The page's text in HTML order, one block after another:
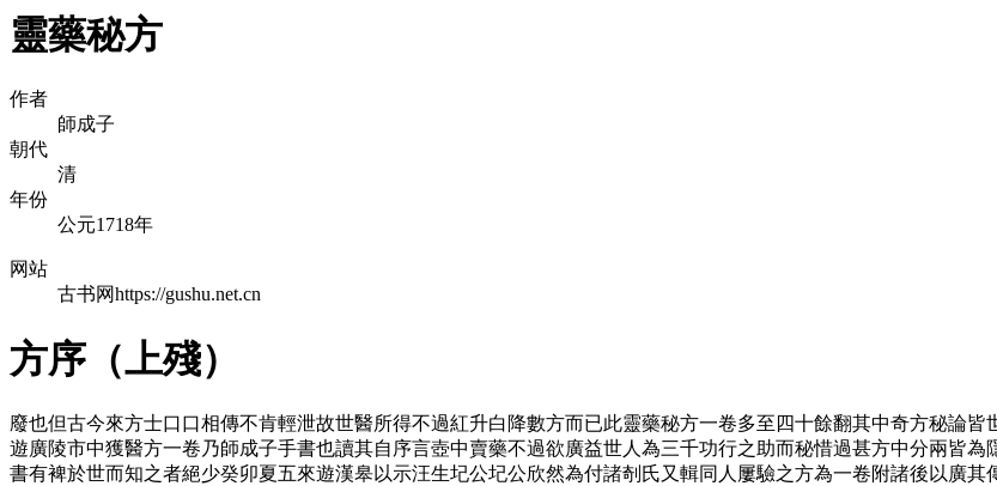
靈藥秘方
作者
師成子
朝代
清
年份
公元1718年
网站
古书网https://gushu.net.cn
方序（上殘）
廢也但古今來方士口口相傳不肯輕泄故世醫所得不過紅升白降數方而已此靈藥秘方一卷多至四十餘翻其中奇方秘論
遊廣陵市中獲醫方一卷乃師成子手書也讀其自序言壺中賣藥不過欲廣益世人為三千功行之助而秘惜過甚方中分兩皆
書有裨於世而知之者絕少癸卯夏五來遊漢皋以示汪生圮公圮公欣然為付諸剞氏又輯同人屢驗之方為一卷附諸後以廣其